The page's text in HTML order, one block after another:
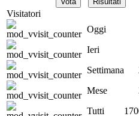
Visitatori
Oggi
Ieri
Settimana
Mese
Tutti